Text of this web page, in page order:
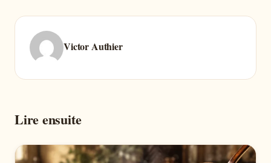
Victor Authier
Lire ensuite